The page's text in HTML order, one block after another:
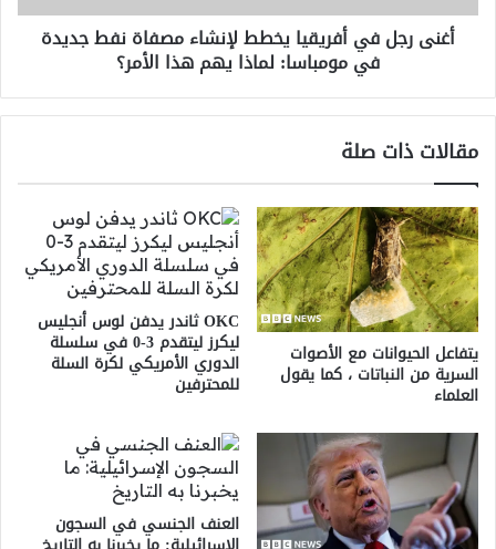
جديدة
في
يهم
الأمر؟
أغنى رجل في أفريقيا يخطط لإنشاء مصفاة نفط جديدة
في مومباسا: لماذا يهم هذا الأمر؟
مقالات ذات صلة
يتفاعل الحيوانات مع الأصوات
السرية من النباتات ، كما يقول
العلماء
OKC ثاندر يدفن لوس أنجليس
ليكرز ليتقدم 3-0 في سلسلة
الدوري الأمريكي لكرة السلة
للمحترفين
العنف الجنسي في السجون